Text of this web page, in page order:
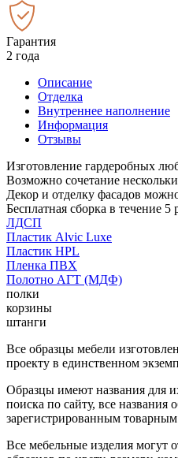
Гарантия
2 года
Описание
Отделка
Внутреннее наполнение
Информация
Отзывы
Изготовление гардеробных
Возможно сочетание
Декор и отделку фасадов
Бесплатная сборка в течение 5
ЛДСП
Пластик Alvic Luxe
Пластик HPL
Пленка ПВХ
Полотно АГТ (МДФ)
полки
корзины
штанги
Все образцы мебели
проекту в единственном
Образцы имеют названия для
поиска по сайту, все названия
зарегистрированным
Все мебельные изделия могут